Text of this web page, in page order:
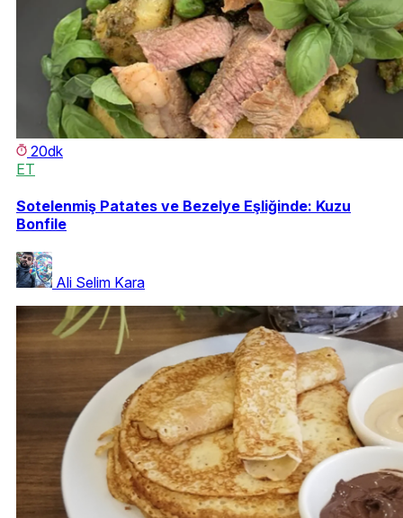
20dk
ET
Sotelenmiş Patates ve Bezelye Eşliğinde: Kuzu
Bonfile
Ali Selim Kara